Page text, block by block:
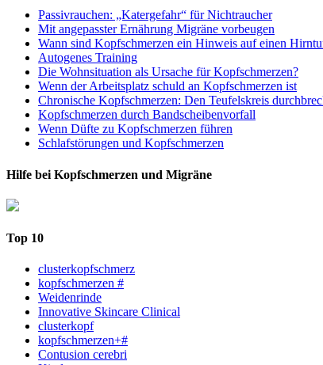
Passivrauchen: „Katergefahr“ für Nichtraucher
Mit angepasster Ernährung Migräne vorbeugen
Wann sind Kopfschmerzen ein Hinweis auf einen
Autogenes Training
Die Wohnsituation als Ursache für Kopfschmerzen?
Wenn der Arbeitsplatz schuld an Kopfschmerzen ist
Chronische Kopfschmerzen: Den Teufelskreis
Kopfschmerzen durch Bandscheibenvorfall
Wenn Düfte zu Kopfschmerzen führen
Schlafstörungen und Kopfschmerzen
Hilfe bei Kopfschmerzen und Migräne
Top 10
clusterkopfschmerz
kopfschmerzen #
Weidenrinde
Innovative Skincare Clinical
clusterkopf
kopfschmerzen+#
Contusion cerebri